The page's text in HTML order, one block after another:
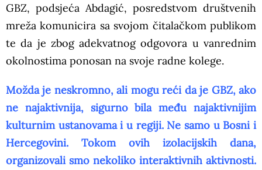
GBZ, podsjeća Abdagić, posredstvom društvenih
mreža komunicira sa svojom čitalačkom publikom
te da je zbog adekvatnog odgovora u vanrednim
okolnostima ponosan na svoje radne kolege.
Možda je neskromno, ali mogu reći da je GBZ, ako
ne najaktivnija, sigurno bila među najaktivnijim
kulturnim ustanovama i u regiji. Ne samo u Bosni i
Hercegovini. Tokom ovih izolacijskih dana,
organizovali smo nekoliko interaktivnih aktivnosti.